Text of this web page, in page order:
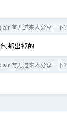
有无过来人分享一下？
邮出掉的
有无过来人分享一下？